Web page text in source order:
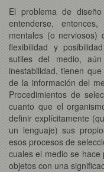
El problema de
entenderse,
mentales (o
flexibilidad y
sutiles del medio,
inestabilidad, tienen
de la información del
Procedimientos de
cuanto que el
definir explícitamente
un lenguaje) sus
esos procesos de
cuales el medio se
objetos con una